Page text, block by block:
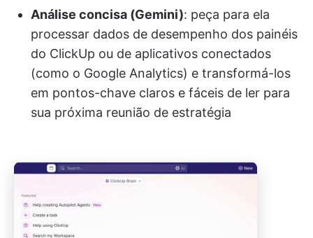
Análise concisa (Gemini): peça para ela
processar dados de desempenho dos painéis
do ClickUp ou de aplicativos conectados
(como o Google Analytics) e transformá-los
em pontos-chave claros e fáceis de ler para
sua próxima reunião de estratégia